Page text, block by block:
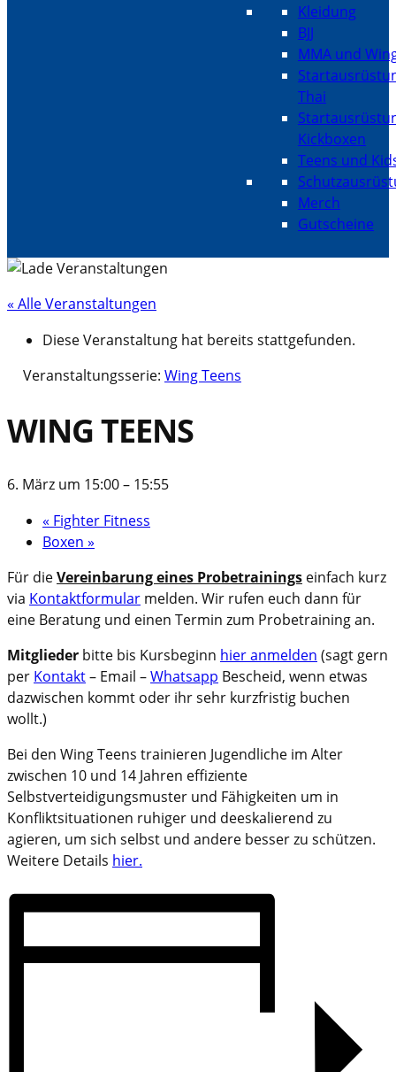
Kleidung
BJJ
MMA und
Thai
Kickboxen
Teens und
Merch
Gutscheine
« Alle Veranstaltungen
Diese Veranstaltung hat bereits stattgefunden.
Veranstaltungsserie: Wing Teens
WING TEENS
6. März um 15:00– 15:55
« Fighter Fitness
Boxen »
Für dieVereinbarung eines Probetrainings einfach kurz
via Kontaktformular melden. Wir rufen euch dann für
eine Beratung und einen Termin zum Probetraining an.
Mitglieder bitte bis Kursbeginn hier anmelden (sagt gern
per Kontakt– Email –Whatsapp Bescheid, wenn etwas
dazwischen kommt oder ihr sehr kurzfristig buchen
wollt.)
Bei den Wing Teens trainieren Jugendliche im Alter
zwischen 10 und 14 Jahren effiziente
Selbstverteidigungsmuster und Fähigkeiten um in
Konfliktsituationen ruhiger und deeskalierend zu
agieren, um sich selbst und andere besser zu schützen.
Weitere Details hier.